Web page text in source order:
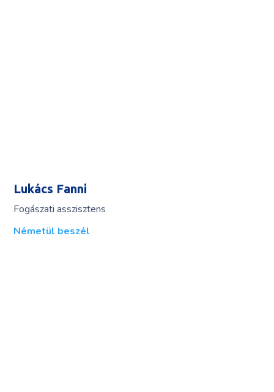
Lukács Fanni
Fogászati asszisztens
Németül beszél